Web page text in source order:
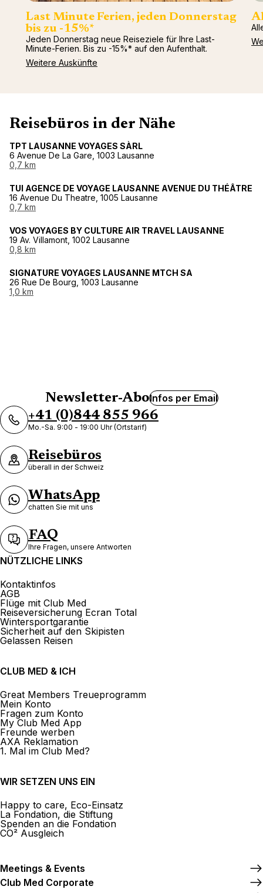
Last Minute Ferien, jeden Donnerstag
bis zu -15%*
Jeden Donnerstag neue Reiseziele für Ihre Last-
Minute-Ferien. Bis zu -15%* auf den Aufenthalt.
Weitere Auskünfte
Reisebüros in der Nähe
TPT LAUSANNE VOYAGES SÀRL
6 Avenue De La Gare, 1003 Lausanne
0,7 km
TUI AGENCE DE VOYAGE LAUSANNE AVENUE DU THÉÂTRE
16 Avenue Du Theatre, 1005 Lausanne
0,7 km
VOS VOYAGES BY CULTURE AIR TRAVEL LAUSANNE
19 Av. Villamont, 1002 Lausanne
0,8 km
SIGNATURE VOYAGES LAUSANNE MTCH SA
26 Rue De Bourg, 1003 Lausanne
1,0 km
Newsletter-AboInfos per Email
+41 (0)844 855 966
Mo.-Sa. 9:00 - 19:00 Uhr (Ortstarif)
Reisebüros
überall in der Schweiz
WhatsApp
chatten Sie mit uns
FAQ
Ihre Fragen, unsere Antworten
NÜTZLICHE LINKS
Kontaktinfos
AGB
Flüge mit Club Med
Reiseversicherung Ecran Total
Wintersportgarantie
Sicherheit auf den Skipisten
Gelassen Reisen
CLUB MED & ICH
Great Members Treueprogramm
Mein Konto
Fragen zum Konto
My Club Med App
Freunde werben
AXA Reklamation
1. Mal im Club Med?
WIR SETZEN UNS EIN
Happy to care, Eco-Einsatz
La Fondation, die Stiftung
Spenden an die Fondation
CO² Ausgleich
Meetings & Events
Club Med Corporate